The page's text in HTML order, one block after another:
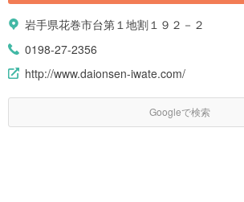
岩手県花巻市台第１地割１９２－２
0198-27-2356
http://www.daionsen-iwate.com/
Googleで検索